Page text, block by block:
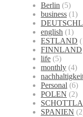
Berlin (5)
business (1)
english (1)
ESTLAND
FINNLAND
life (5)
monthly (4)
Personal (6)
POLEN (2)
SPANIEN